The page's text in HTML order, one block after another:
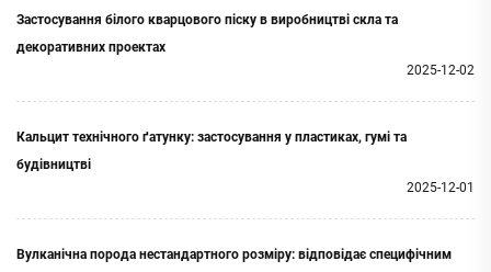
Застосування білого кварцового піску в виробництві скла та
декоративних проектах
2025-12-02
Кальцит технічного ґатунку: застосування у пластиках, гумі та
будівництві
2025-12-01
Вулканічна порода нестандартного розміру: відповідає специфічним